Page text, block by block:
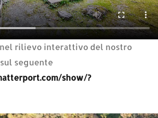
nel rilievo interattivo del nostro
seguente
show/?